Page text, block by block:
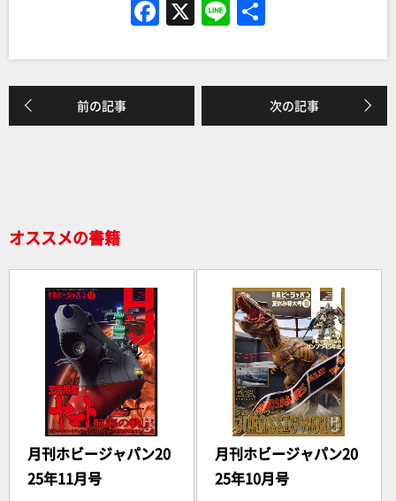
F
c
e
b
X Li
e
前の記事 次の記事
オススメの書籍
月刊ホビージャパン20
25年11月号
月刊ホビージャパン20
25年10月号